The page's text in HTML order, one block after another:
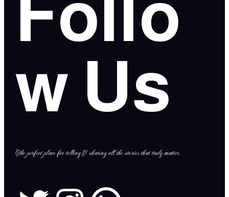
Follo
w Us
The perfect place for telling & sharing all the stories that truly matter.